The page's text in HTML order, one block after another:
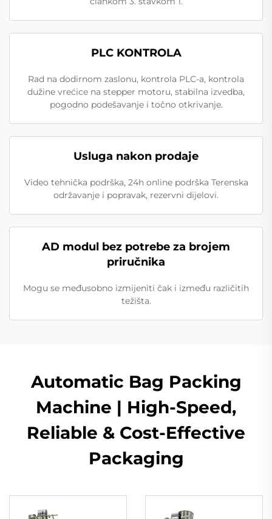
PLC KONTROLA
Rad na dodirnom zaslonu, kontrola PLC-a, kontrola
dužine vrećice na stepper motoru, stabilna izvedba,
pogodno podešavanje i točno otkrivanje.
Usluga nakon prodaje
Video tehnička podrška, 24h online podrška Terenska
održavanje i popravak, rezervni dijelovi.
AD modul bez potrebe za brojem
priručnika
Mogu se međusobno izmijeniti čak i između različitih
težišta.
Automatic Bag Packing
Machine | High-Speed,
Reliable & Cost-Effective
Packaging